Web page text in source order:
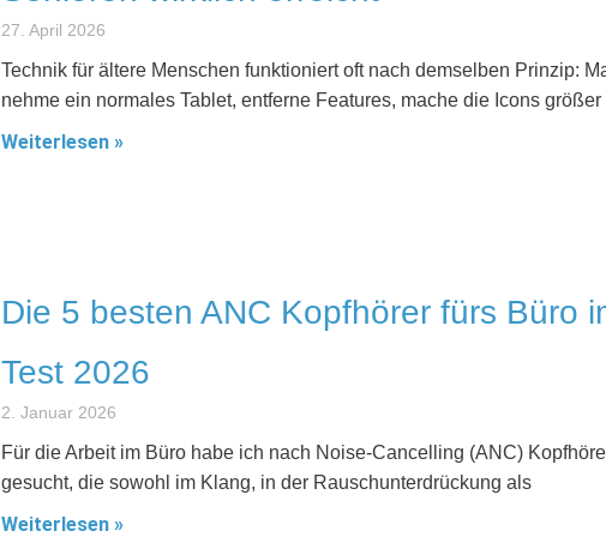
27. April 2026
Technik für ältere Menschen funktioniert oft nach demselben Prinzip:
nehme ein normales Tablet, entferne Features, mache die Icons größer
Weiterlesen »
Die 5 besten ANC Kopfhörer fürs Büro
Test 2026
2. Januar 2026
Für die Arbeit im Büro habe ich nach Noise-Cancelling (ANC)
gesucht, die sowohl im Klang, in der Rauschunterdrückung als
Weiterlesen »